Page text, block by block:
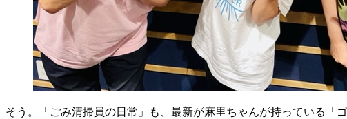
そう。「ごみ清掃員の日常」も、最新が麻里ちゃんが持っている「